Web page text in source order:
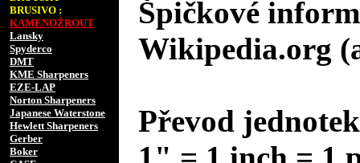
BRUSIVO :
KAMENOŽROUT
Lansky
Spyderco
DMT
KME Sharpeners
EZE-LAP
Norton Sharpeners
Japanese Waterstone
Hewlett Sharpeners
Gerber
Boker
Špičkové
Wikipedia.org
Převod